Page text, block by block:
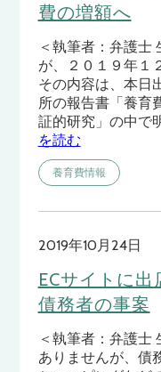
費の増額へ
＜執筆者：弁護士
が、２０１９年１
その内容は、本日
所の報告書「養育
証的研究」の中で
を読む
養育費情報
2019年10月24日
ECサイトに出
債務者の事案
＜執筆者：弁護士
ありませんが、債